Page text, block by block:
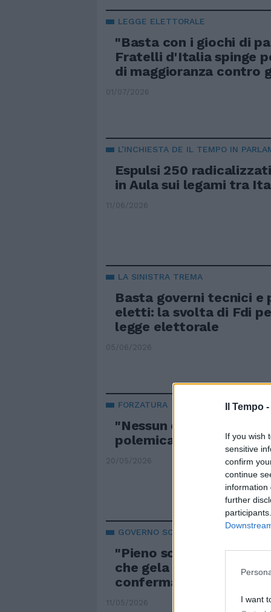
Il Tempo -
If you wish
sensitive
confirm
continue
information
further
I want
LEGGE ELETTORALE
"Basta con i giochi di
Fratelli d'Italia spinge
di maggioranza contro
01/07/2026
L’INCHIESTA DE IL TEMPO IN
Espulsi 250
in Aula sui legami tra
11/06/2026
LA SINISTRA TREMA
Basta governi tecnici e
eletti: la svolta di Fdi
legge elettorale
05/06/2026
FORZATURA
"Nessun caso Salvini".
polemica: niente
20/05/2026
GOVERNO SOLIDO
"Pieno sostegno". Giuli
che gela la sinistra:
confermato al suo posto
11/05/2026